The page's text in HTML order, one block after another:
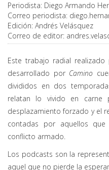
Periodista: Diego Armando
Correo periodista:
Edición: Andrés Velásquez
Correo de editor:
Este trabajo radial
desarrollado por Camino
divididos en dos
relatan lo vivido en carne
desplazamiento forzado y el
contadas por aquellos
conflicto armado.
Los podcasts son la
aquel que no pierde la